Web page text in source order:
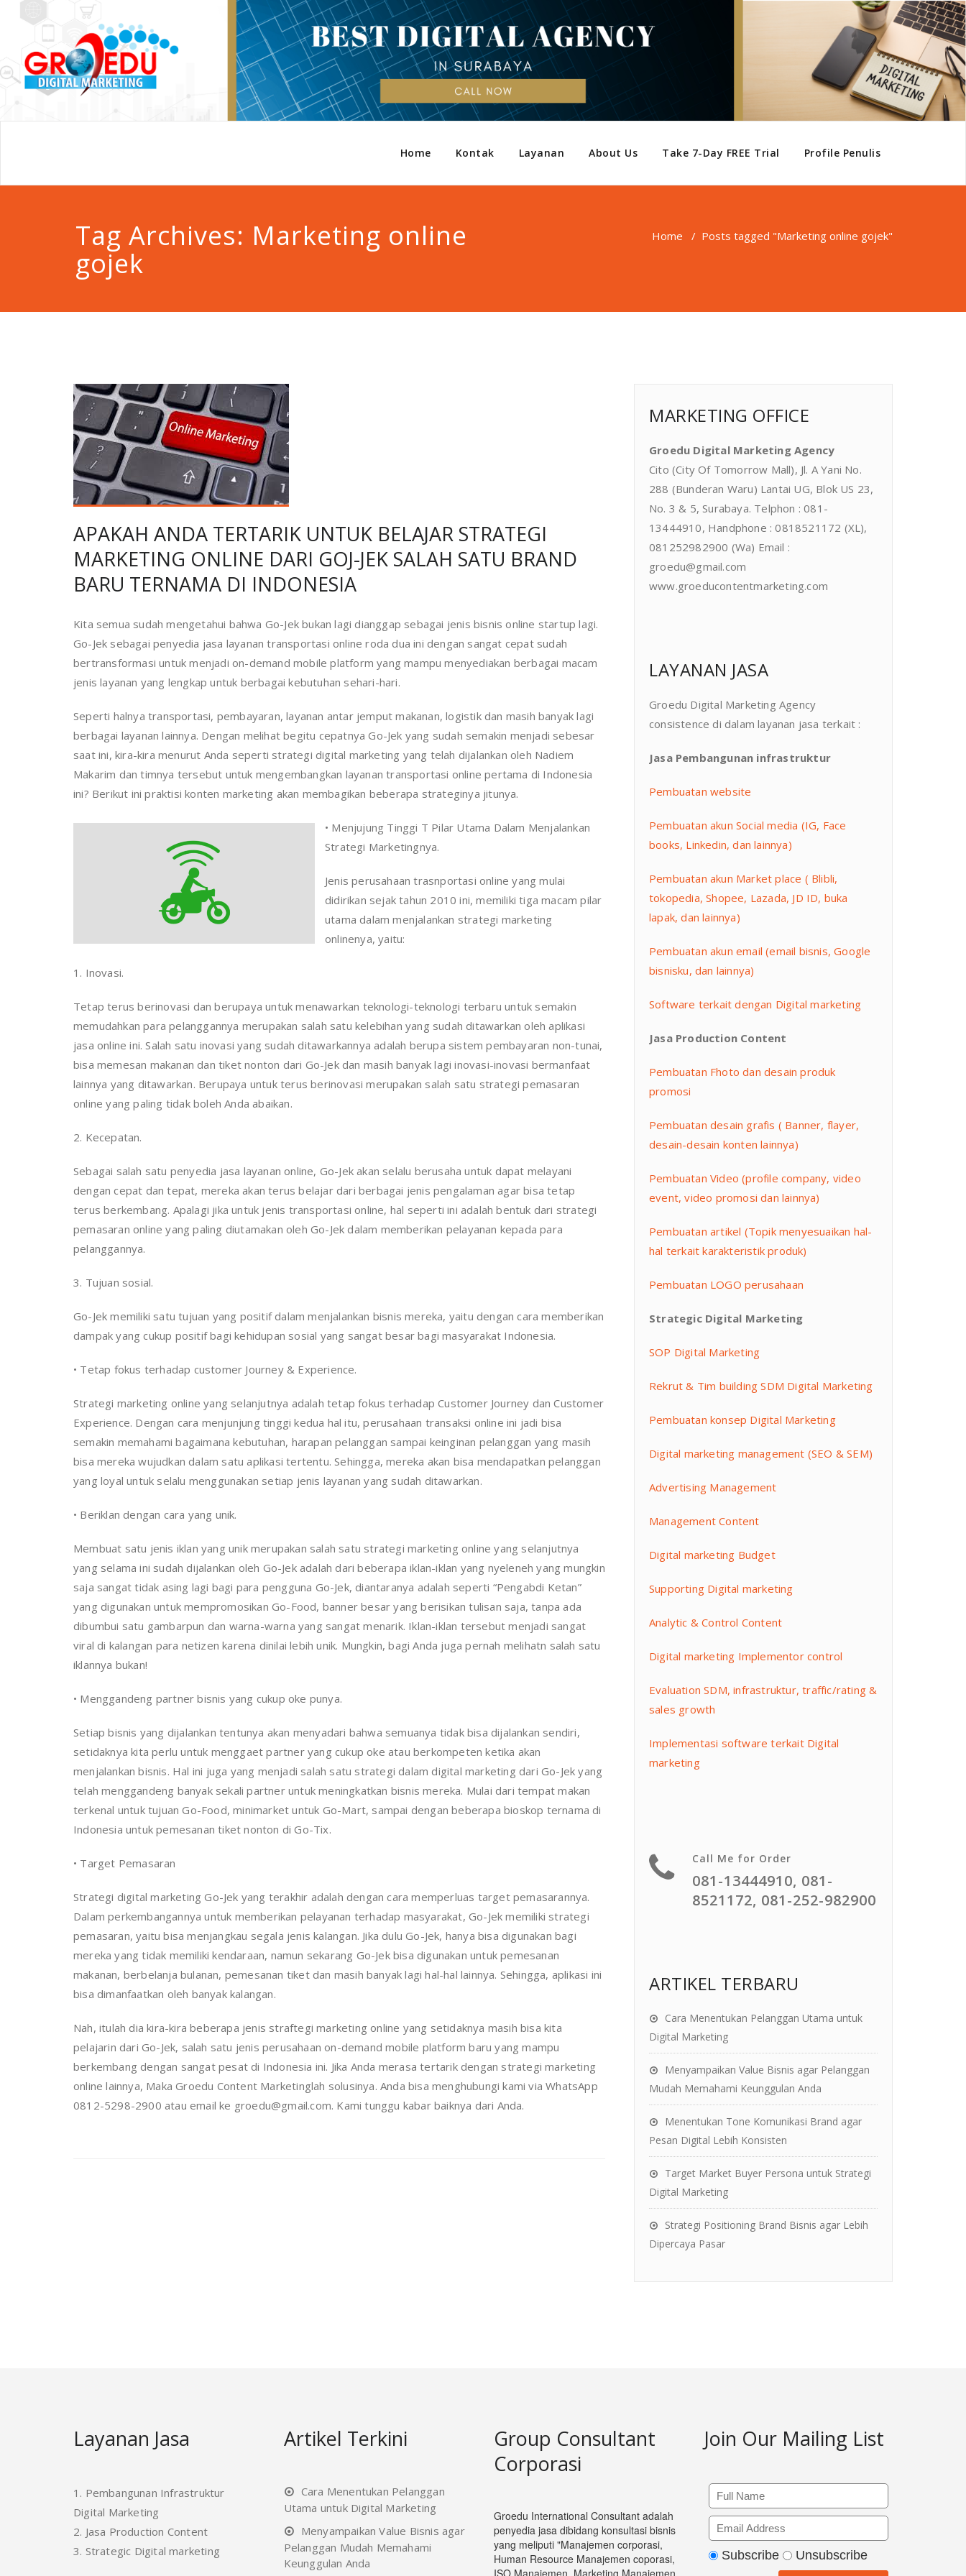
Home Kontak Layanan About Us Take 7-Day FREE Trial Profile Penulis
Tag Archives: Marketing online
gojek
Home / Posts tagged "Marketing online gojek"
APAKAH ANDA TERTARIK UNTUK BELAJAR STRATEGI
MARKETING ONLINE DARI GOJ-JEK SALAH SATU BRAND
BARU TERNAMA DI INDONESIA
Kita semua sudah mengetahui bahwa Go-Jek bukan lagi dianggap sebagai jenis bisnis online startup lagi.
Go-Jek sebagai penyedia jasa layanan transportasi online roda dua ini dengan sangat cepat sudah
bertransformasi untuk menjadi on-demand mobile platform yang mampu menyediakan berbagai macam
jenis layanan yang lengkap untuk berbagai kebutuhan sehari-hari.
Seperti halnya transportasi, pembayaran, layanan antar jemput makanan, logistik dan masih banyak lagi
berbagai layanan lainnya. Dengan melihat begitu cepatnya Go-Jek yang sudah semakin menjadi sebesar
saat ini, kira-kira menurut Anda seperti strategi digital marketing yang telah dijalankan oleh Nadiem
Makarim dan timnya tersebut untuk mengembangkan layanan transportasi online pertama di Indonesia
ini? Berikut ini praktisi konten marketing akan membagikan beberapa strateginya jitunya.
• Menjujung Tinggi T Pilar Utama Dalam Menjalankan
Strategi Marketingnya.
Jenis perusahaan trasnportasi online yang mulai
didirikan sejak tahun 2010 ini, memiliki tiga macam pilar
utama dalam menjalankan strategi marketing
onlinenya, yaitu:
1. Inovasi.
Tetap terus berinovasi dan berupaya untuk menawarkan teknologi-teknologi terbaru untuk semakin
memudahkan para pelanggannya merupakan salah satu kelebihan yang sudah ditawarkan oleh aplikasi
jasa online ini. Salah satu inovasi yang sudah ditawarkannya adalah berupa sistem pembayaran non-tunai,
bisa memesan makanan dan tiket nonton dari Go-Jek dan masih banyak lagi inovasi-inovasi bermanfaat
lainnya yang ditawarkan. Berupaya untuk terus berinovasi merupakan salah satu strategi pemasaran
online yang paling tidak boleh Anda abaikan.
2. Kecepatan.
Sebagai salah satu penyedia jasa layanan online, Go-Jek akan selalu berusaha untuk dapat melayani
dengan cepat dan tepat, mereka akan terus belajar dari berbagai jenis pengalaman agar bisa tetap
terus berkembang. Apalagi jika untuk jenis transportasi online, hal seperti ini adalah bentuk dari strategi
pemasaran online yang paling diutamakan oleh Go-Jek dalam memberikan pelayanan kepada para
pelanggannya.
3. Tujuan sosial.
Go-Jek memiliki satu tujuan yang positif dalam menjalankan bisnis mereka, yaitu dengan cara memberikan
dampak yang cukup positif bagi kehidupan sosial yang sangat besar bagi masyarakat Indonesia.
• Tetap fokus terhadap customer Journey & Experience.
Strategi marketing online yang selanjutnya adalah tetap fokus terhadap Customer Journey dan Customer
Experience. Dengan cara menjunjung tinggi kedua hal itu, perusahaan transaksi online ini jadi bisa
semakin memahami bagaimana kebutuhan, harapan pelanggan sampai keinginan pelanggan yang masih
bisa mereka wujudkan dalam satu aplikasi tertentu. Sehingga, mereka akan bisa mendapatkan pelanggan
yang loyal untuk selalu menggunakan setiap jenis layanan yang sudah ditawarkan.
• Beriklan dengan cara yang unik.
Membuat satu jenis iklan yang unik merupakan salah satu strategi marketing online yang selanjutnya
yang selama ini sudah dijalankan oleh Go-Jek adalah dari beberapa iklan-iklan yang nyeleneh yang mungkin
saja sangat tidak asing lagi bagi para pengguna Go-Jek, diantaranya adalah seperti “Pengabdi Ketan”
yang digunakan untuk mempromosikan Go-Food, banner besar yang berisikan tulisan saja, tanpa ada
dibumbui satu gambarpun dan warna-warna yang sangat menarik. Iklan-iklan tersebut menjadi sangat
viral di kalangan para netizen karena dinilai lebih unik. Mungkin, bagi Anda juga pernah melihatn salah satu
iklannya bukan!
• Menggandeng partner bisnis yang cukup oke punya.
Setiap bisnis yang dijalankan tentunya akan menyadari bahwa semuanya tidak bisa dijalankan sendiri,
setidaknya kita perlu untuk menggaet partner yang cukup oke atau berkompeten ketika akan
menjalankan bisnis. Hal ini juga yang menjadi salah satu strategi dalam digital marketing dari Go-Jek yang
telah menggandeng banyak sekali partner untuk meningkatkan bisnis mereka. Mulai dari tempat makan
terkenal untuk tujuan Go-Food, minimarket untuk Go-Mart, sampai dengan beberapa bioskop ternama di
Indonesia untuk pemesanan tiket nonton di Go-Tix.
• Target Pemasaran
Strategi digital marketing Go-Jek yang terakhir adalah dengan cara memperluas target pemasarannya.
Dalam perkembangannya untuk memberikan pelayanan terhadap masyarakat, Go-Jek memiliki strategi
pemasaran, yaitu bisa menjangkau segala jenis kalangan. Jika dulu Go-Jek, hanya bisa digunakan bagi
mereka yang tidak memiliki kendaraan, namun sekarang Go-Jek bisa digunakan untuk pemesanan
makanan, berbelanja bulanan, pemesanan tiket dan masih banyak lagi hal-hal lainnya. Sehingga, aplikasi ini
bisa dimanfaatkan oleh banyak kalangan.
Nah, itulah dia kira-kira beberapa jenis straftegi marketing online yang setidaknya masih bisa kita
pelajarin dari Go-Jek, salah satu jenis perusahaan on-demand mobile platform baru yang mampu
berkembang dengan sangat pesat di Indonesia ini. Jika Anda merasa tertarik dengan strategi marketing
online lainnya, Maka Groedu Content Marketinglah solusinya. Anda bisa menghubungi kami via WhatsApp
0812-5298-2900 atau email ke groedu@gmail.com. Kami tunggu kabar baiknya dari Anda.
MARKETING OFFICE
Groedu Digital Marketing Agency
Cito (City Of Tomorrow Mall), Jl. A Yani No.
288 (Bunderan Waru) Lantai UG, Blok US 23,
No. 3 & 5, Surabaya. Telphon : 081-
13444910, Handphone : 0818521172 (XL),
081252982900 (Wa) Email :
groedu@gmail.com
www.groeducontentmarketing.com
LAYANAN JASA
Groedu Digital Marketing Agency
consistence di dalam layanan jasa terkait :
Jasa Pembangunan infrastruktur
Pembuatan website
Pembuatan akun Social media (IG, Face
books, Linkedin, dan lainnya)
Pembuatan akun Market place ( Blibli,
tokopedia, Shopee, Lazada, JD ID, buka
lapak, dan lainnya)
Pembuatan akun email (email bisnis, Google
bisnisku, dan lainnya)
Software terkait dengan Digital marketing
Jasa Production Content
Pembuatan Fhoto dan desain produk
promosi
Pembuatan desain grafis ( Banner, flayer,
desain-desain konten lainnya)
Pembuatan Video (profile company, video
event, video promosi dan lainnya)
Pembuatan artikel (Topik menyesuaikan hal-
hal terkait karakteristik produk)
Pembuatan LOGO perusahaan
Strategic Digital Marketing
SOP Digital Marketing
Rekrut & Tim building SDM Digital Marketing
Pembuatan konsep Digital Marketing
Digital marketing management (SEO & SEM)
Advertising Management
Management Content
Digital marketing Budget
Supporting Digital marketing
Analytic & Control Content
Digital marketing Implementor control
Evaluation SDM, infrastruktur, traffic/rating &
sales growth
Implementasi software terkait Digital
marketing
Call Me for Order
081-13444910, 081-
8521172, 081-252-982900
ARTIKEL TERBARU
Cara Menentukan Pelanggan Utama untuk
Digital Marketing
Menyampaikan Value Bisnis agar Pelanggan
Mudah Memahami Keunggulan Anda
Menentukan Tone Komunikasi Brand agar
Pesan Digital Lebih Konsisten
Target Market Buyer Persona untuk Strategi
Digital Marketing
Strategi Positioning Brand Bisnis agar Lebih
Dipercaya Pasar
Layanan Jasa
1. Pembangunan Infrastruktur
Digital Marketing
2. Jasa Production Content
3. Strategic Digital marketing
Artikel Terkini
Cara Menentukan Pelanggan
Utama untuk Digital Marketing
Menyampaikan Value Bisnis agar
Pelanggan Mudah Memahami
Keunggulan Anda
Group Consultant
Corporasi
Groedu International Consultant adalah
penyedia jasa dibidang konsultasi bisnis
yang meliputi "Manajemen corporasi,
Human Resource Manajemen coporasi,
ISO Manajemen, Marketing Manajemen,
Join Our Mailing List
Subscribe Unsubscribe